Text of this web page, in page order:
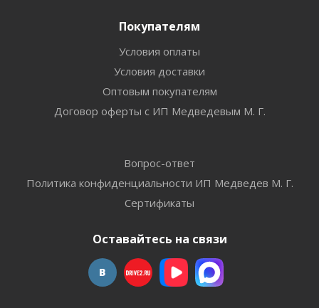
Покупателям
Условия оплаты
Условия доставки
Оптовым покупателям
Договор оферты с ИП Медведевым М. Г.
Вопрос-ответ
Политика конфиденциальности ИП Медведев М. Г.
Сертификаты
Оставайтесь на связи